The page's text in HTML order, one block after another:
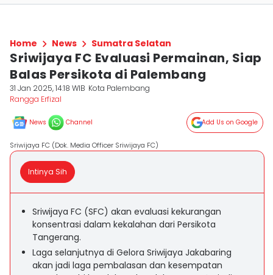
Home News Sumatra Selatan
Sriwijaya FC Evaluasi Permainan, Siap
Balas Persikota di Palembang
31 Jan 2025, 14:18 WIB Kota Palembang
Rangga Erfizal
News Channel Add Us on Google
Sriwijaya FC (Dok. Media Officer Sriwijaya FC)
Intinya Sih
Sriwijaya FC (SFC) akan evaluasi kekurangan
konsentrasi dalam kekalahan dari Persikota
Tangerang.
Laga selanjutnya di Gelora Sriwijaya Jakabaring
akan jadi laga pembalasan dan kesempatan